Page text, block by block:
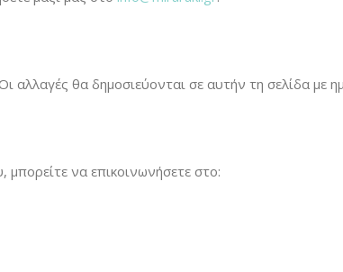
θα δημοσιεύονται σε αυτήν τη σελίδα με
μπορείτε να επικοινωνήσετε στο: